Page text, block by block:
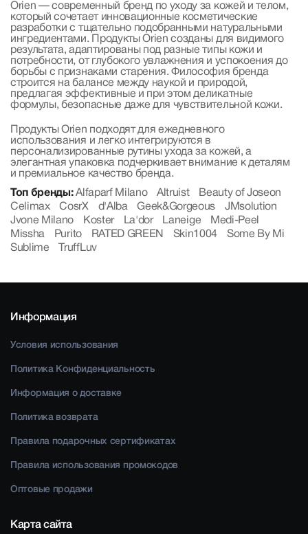
Orien — современный бренд по уходу за кожей и телом,
который сочетает инновационные косметические
разработки с тщательно подобранными натуральными
ингредиентами. Продукты Orien созданы для видимого
результата, адаптированы под разные типы кожи и
потребности, от глубокого увлажнения и успокоения до
борьбы с признаками старения. Философия бренда
строится на балансе между наукой и природой,
предлагая эффективные и при этом деликатные
формулы, безопасные даже для чувствительной кожи.
Продукты Orien подходят для ежедневного
использования и легко интегрируются в
персонализированные рутины ухода за кожей, а
элегантная упаковка подчеркивает внимание к деталям
и премиальное качество бренда.
Топ бренды: Alfaparf Milano Altruist
Beauty of Joseon
Celimax
CosrX d'Alba Geek&Gorgeous
JMsolution
Jvone Milano
Koster La'dor Laneige
Medi-Peel
Missha
Purito RATED GREEN Skin1004
Some By Mi
Sublime
TruffLuv
Информация
Условия использования
Политика Конфиденциальность
Информация о доставке
Политика возврата
Правила подарочных сертификатах
Правила использования промокодов
Оптовые продажи
Карта сайта